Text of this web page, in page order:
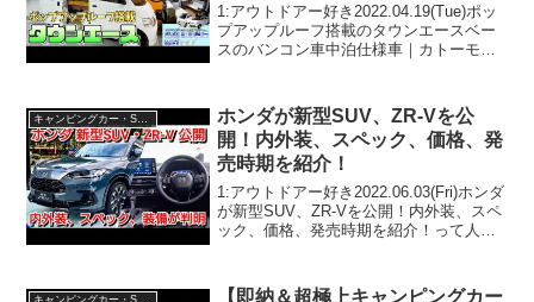
1:アウトドアー好き2022.04.19(Tue)ポッ
プアップルーフ搭載のタウンエースベー
スのバンコン車中泊仕様車｜カトーモー
2022.04.19(Tue)この動画は注...
ホンダが新型SUV、ZR‐Vを公
開！内外装、スペック、価格、発
売時期を紹介！
1:アウトドアー好き2022.06.03(Fri)ホンダ
が新型SUV、ZR‐Vを公開！内外装、スペ
ック、価格、発売時期を紹介！って人気
注目です！3:...
【即納＆超極上キャンピングカー